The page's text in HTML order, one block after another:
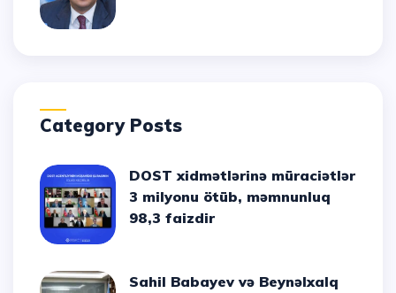
Category Posts
DOST xidmətlərinə müraciətlər
3 milyonu ötüb, məmnunluq
98,3 faizdir
Sahil Babayev və Beynəlxalq